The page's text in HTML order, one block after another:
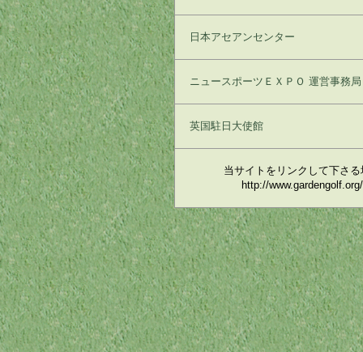
日本アセアンセンター
ニュースポーツＥＸＰＯ 運営事務局
英国駐日大使館
当サイトをリンクして下さ
http://